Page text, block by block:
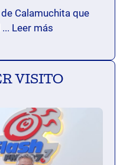
Calamuchita que
Leer más
VISITO